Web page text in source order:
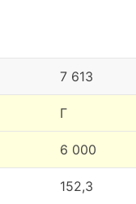
7 613
Г
6 000
152,3